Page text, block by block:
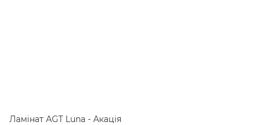
Ламінат AGT Luna - Акація